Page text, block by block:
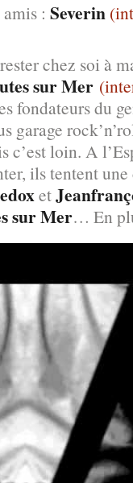
amis : Severin
chez soi à
sur Mer
fondateurs du
garage
c’est loin. A
ils tentent
et
sur Mer… En